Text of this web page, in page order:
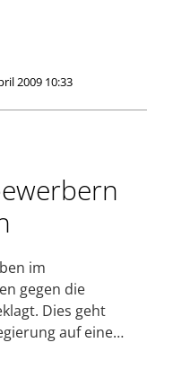
2009 10:33
im
gegen die
Dies geht
auf eine…